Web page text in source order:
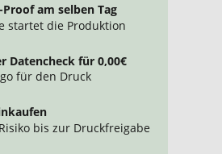
am selben Tag
startet die Produktion
Datencheck für 0,00€
für den Druck
bis zur Druckfreigabe